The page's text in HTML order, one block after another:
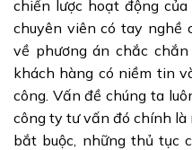
chiến lược hoạt động
chuyên viên có tay nghề
về phương án chắc
khách hàng có niềm tin
công. Vấn đề chúng ta
công ty tư vấn đó chính
bắt buộc, những thủ tục